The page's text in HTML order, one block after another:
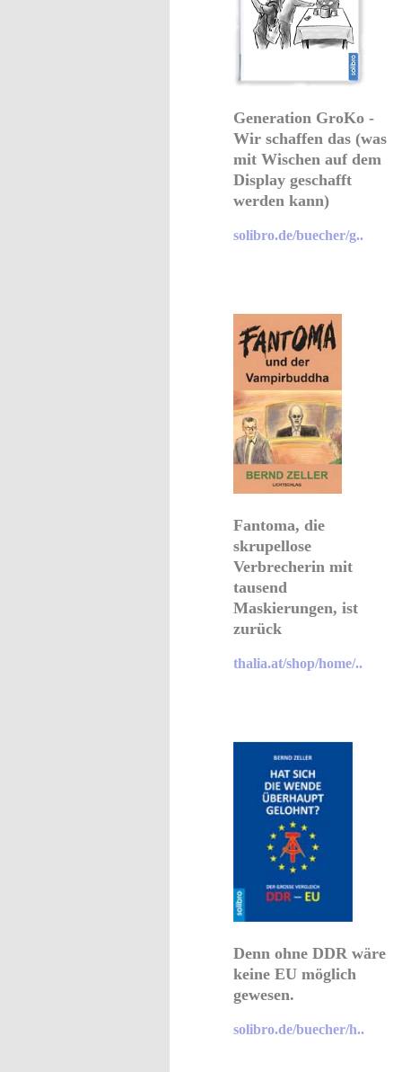
Generation GroKo -
Wir schaffen das (was
mit Wischen auf dem
Display geschafft
werden kann)
solibro.de/buecher/g..
Fantoma, die
skrupellose
Verbrecherin mit
tausend
Maskierungen, ist
zurück
thalia.at/shop/home/..
Denn ohne DDR wäre
keine EU möglich
gewesen.
solibro.de/buecher/h..